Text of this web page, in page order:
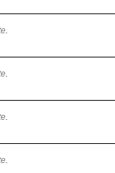
.
.
.
.